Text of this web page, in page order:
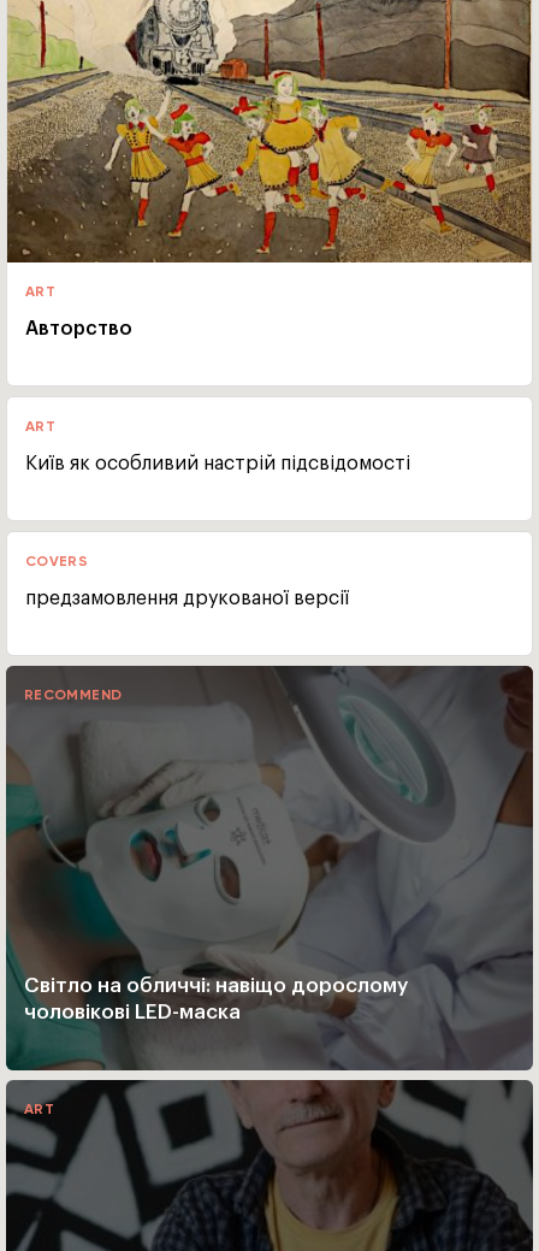
ART
Авторство
ART
Київ як особливий настрій підсвідомості
COVERS
предзамовлення друкованої версії
RECOMMEND
Світло на обличчі: навіщо дорослому
чоловікові LED-маска
ART